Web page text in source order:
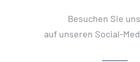
Besuchen Sie
auf unseren Social-